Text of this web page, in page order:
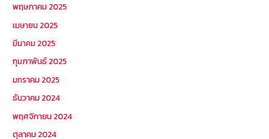
พฤษภาคม 2025
เมษายน 2025
มีนาคม 2025
กุมภาพันธ์ 2025
มกราคม 2025
ธันวาคม 2024
พฤศจิกายน 2024
ตุลาคม 2024